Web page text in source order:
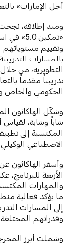
أجل الإمارات»
ومنذ إطلاقه،
وتقييم مستوياتهم
بالمسارات
الحكومي والخاص
شاباً وشابة،
المكتسبة إلى
الاصطناعي
الأربعة
والمهارات
ما يؤكد فعالية
إلى المسارات
وقدراتهم المختلفة.
وشملت أبرز